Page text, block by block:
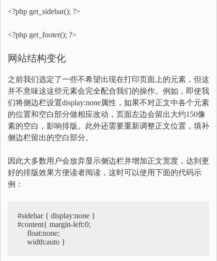
<?php get_sidebar(); ?>
<?php get_footer(); ?>
网站结构变化
之前我们选定了一些不希望出现在打印页面上的元素，但这
并不意味这这些元素会完全配合我们的操作。例如，即使我
们将侧边栏设置display:none属性，如果不对正文中各个元素
的位置和空白部分做相应改动，页面左边会留出大约150像
素的空白，影响排版。此外还需要重新调整正文位置，填补
侧边栏留出的空白部分。
因此大多数用户会放弃显示侧边栏并增加正文宽度，达到更
好的排版效果方便读者阅读，这时可以使用下面的代码示
例：
#sidebar { display:none }
#content{ margin-left:0;
     float:none;
     width:auto }